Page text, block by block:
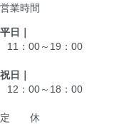
営業時間
平日｜
11：00～19：00
祝日｜
12：00～18：00
定 休